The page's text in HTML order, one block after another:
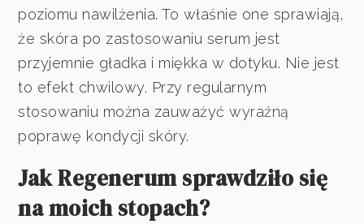
poziomu nawilżenia. To właśnie one sprawiają,
że skóra po zastosowaniu serum jest
przyjemnie gładka i miękka w dotyku. Nie jest
to efekt chwilowy. Przy regularnym
stosowaniu można zauważyć wyraźną
poprawę kondycji skóry.
Jak Regenerum sprawdziło się
na moich stopach?